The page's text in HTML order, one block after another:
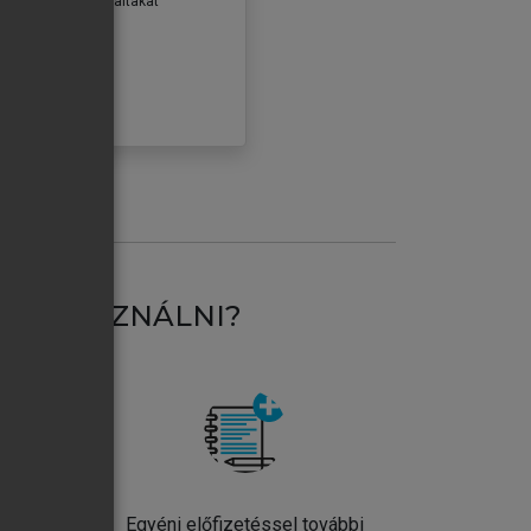
HASZNÁLNI?
Egyéni előfizetéssel további